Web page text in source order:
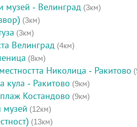
музей - Велинград (3км)
(3км)
(3км)
Велинград (4км)
(8км)
Николица - Ракитово
кула - Ракитово (9км)
Костандово (9км)
музей (12км)
(13км)